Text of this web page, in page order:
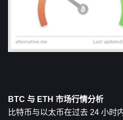
BTC 与 ETH 市场行情分析
比特币与以太币在过去 24 小时